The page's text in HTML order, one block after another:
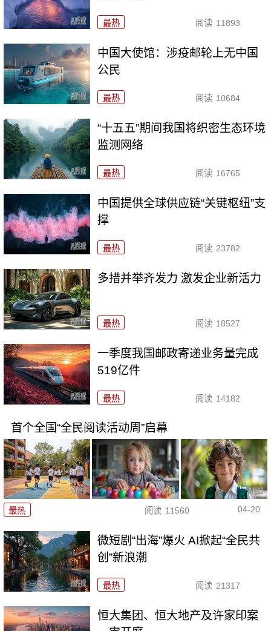
最热 阅读 11893
中国大使馆：涉疫邮轮上无中国
公民
最热 阅读 10684
“十五五”期间我国将织密生态环境
监测网络
最热 阅读 16765
中国提供全球供应链“关键枢纽”支
撑
最热 阅读 23782
多措并举齐发力 激发企业新活力
最热 阅读 18527
一季度我国邮政寄递业务量完成
519亿件
最热 阅读 14182
首个全国“全民阅读活动周”启幕
最热 阅读 11560 04-20
微短剧“出海”爆火 AI掀起“全民共
创”新浪潮
最热 阅读 21317
恒大集团、恒大地产及许家印案